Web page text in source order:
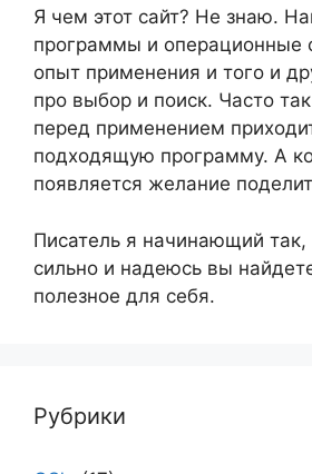
Я чем этот сайт? Не знаю.
программы и операционные
опыт применения и того и
про выбор и поиск. Часто
перед применением
подходящую программу. А
появляется желание
Писатель я начинающий так,
сильно и надеюсь вы
полезное для себя.
Рубрики